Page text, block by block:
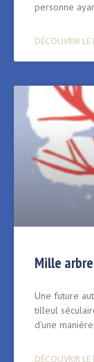
personne
DÉCOUVRIR LE
Mille
Une future
tilleul
d’une
DÉCOUVRIR LE